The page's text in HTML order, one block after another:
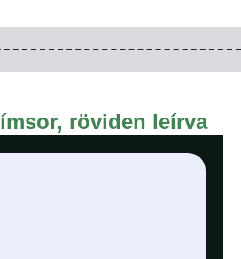
röviden leírva